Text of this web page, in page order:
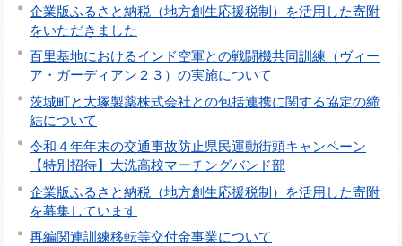
企業版ふるさと納税（地方創生応援税制）を活用した寄附
をいただきました
百里基地におけるインド空軍との戦闘機共同訓練（ヴィー
ア・ガーディアン２３）の実施について
茨城町と大塚製薬株式会社との包括連携に関する協定の締
結について
令和４年年末の交通事故防止県民運動街頭キャンペーン
【特別招待】大洗高校マーチングバンド部
企業版ふるさと納税（地方創生応援税制）を活用した寄附
を募集しています
再編関連訓練移転等交付金事業について